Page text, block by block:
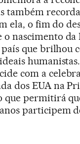
também
ela, o fim do
o nascimento da
que brilhou
com a
dos EUA na
que permitirá
participem